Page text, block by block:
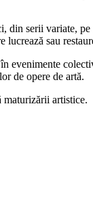
din serii variate,
sau
evenimente
de opere de artă.
maturizării artistice.